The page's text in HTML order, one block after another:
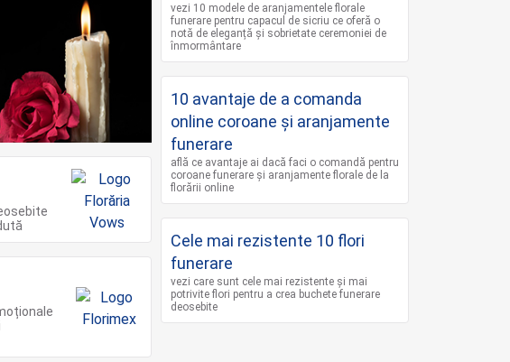
vezi 10 modele de aranjamentele florale
funerare pentru capacul de sicriu ce oferă o
notă de eleganță și sobrietate ceremoniei de
înmormântare
10 avantaje de a comanda
online coroane şi aranjamente
funerare
află ce avantaje ai dacă faci o comandă pentru
coroane funerare și aranjamente florale de la
florării online
Cele mai rezistente 10 flori
funerare
vezi care sunt cele mai rezistente și mai
potrivite flori pentru a crea buchete funerare
deosebite